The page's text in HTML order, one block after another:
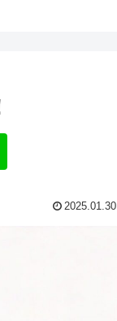
2025.01.30